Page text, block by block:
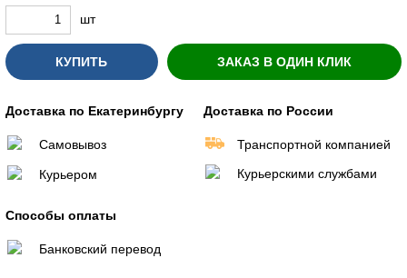
шт
КУПИТЬ ЗАКАЗ В ОДИН КЛИК
Доставка по Екатеринбургу
Самовывоз
Курьером
Доставка по России
Транспортной компанией
Курьерскими службами
Способы оплаты
Банковский перевод